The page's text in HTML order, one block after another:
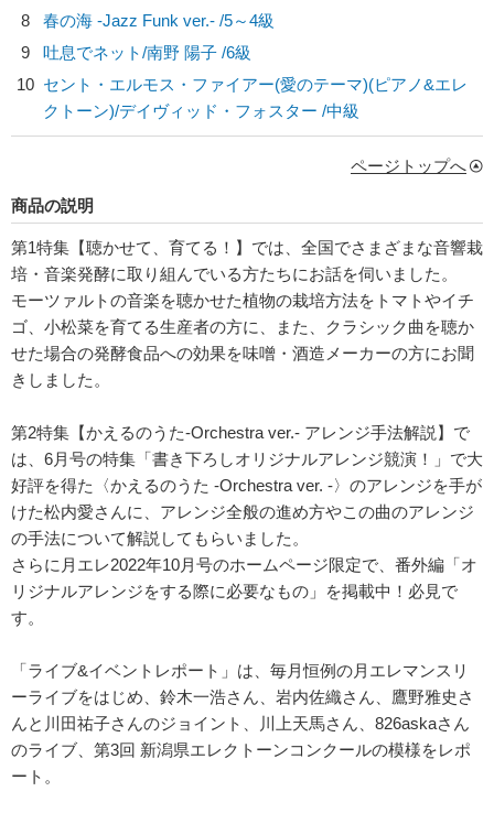
8
春の海 -Jazz Funk ver.- /5～4級
9
吐息でネット/南野 陽子 /6級
10 セント・エルモス・ファイアー(愛のテーマ)(ピアノ&エレ
クトーン)/デイヴィッド・フォスター /中級
ページトップへ
商品の説明
第1特集【聴かせて、育てる！】では、全国でさまざまな音響栽
培・音楽発酵に取り組んでいる方たちにお話を伺いました。
モーツァルトの音楽を聴かせた植物の栽培方法をトマトやイチ
ゴ、小松菜を育てる生産者の方に、また、クラシック曲を聴か
せた場合の発酵食品への効果を味噌・酒造メーカーの方にお聞
きしました。
第2特集【かえるのうた-Orchestra ver.- アレンジ手法解説】で
は、6月号の特集「書き下ろしオリジナルアレンジ競演！」で大
好評を得た〈かえるのうた -Orchestra ver. -〉のアレンジを手が
けた松内愛さんに、アレンジ全般の進め方やこの曲のアレンジ
の手法について解説してもらいました。
さらに月エレ2022年10月号のホームページ限定で、番外編「オ
リジナルアレンジをする際に必要なもの」を掲載中！必見で
す。
「ライブ&イベントレポート」は、毎月恒例の月エレマンスリ
ーライブをはじめ、鈴木一浩さん、岩内佐織さん、鷹野雅史さ
んと川田祐子さんのジョイント、川上天馬さん、826askaさん
のライブ、第3回 新潟県エレクトーンコンクールの模様をレポ
ート。